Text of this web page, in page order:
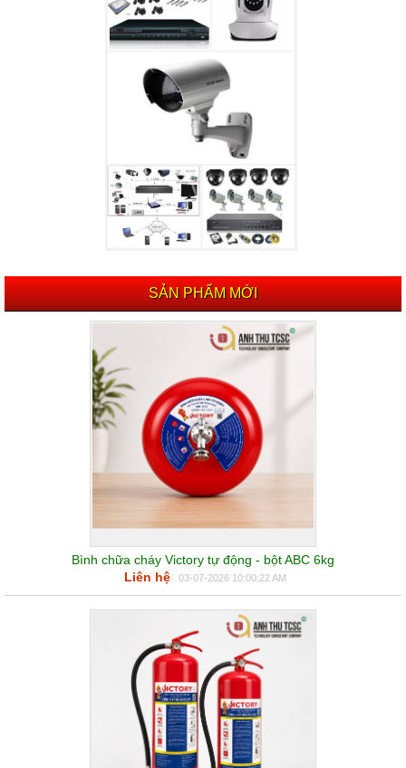
SẢN PHẨM MỚI
Bình chữa cháy Victory tự động - bột ABC 6kg
Liên hệ
03-07-2026 10:00:22 AM